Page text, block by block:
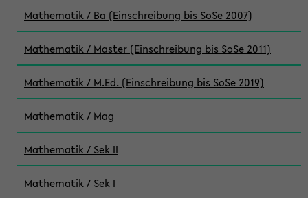
Mathematik / Ba (Einschreibung bis SoSe 2007)
Mathematik / Master (Einschreibung bis SoSe 2011)
Mathematik / M.Ed. (Einschreibung bis SoSe 2019)
Mathematik / Mag
Mathematik / Sek II
Mathematik / Sek I